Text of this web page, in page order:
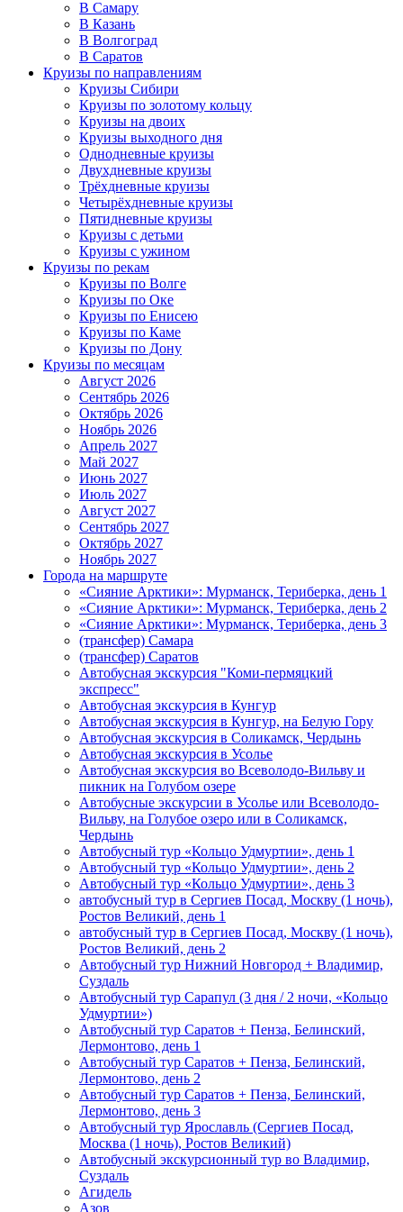
В Самару
В Казань
В Волгоград
В Саратов
Круизы по направлениям
Круизы Сибири
Круизы по золотому кольцу
Круизы на двоих
Круизы выходного дня
Однодневные круизы
Двухдневные круизы
Трёхдневные круизы
Четырёхдневные круизы
Пятидневные круизы
Круизы с детьми
Круизы с ужином
Круизы по рекам
Круизы по Волге
Круизы по Оке
Круизы по Енисею
Круизы по Каме
Круизы по Дону
Круизы по месяцам
Август 2026
Сентябрь 2026
Октябрь 2026
Ноябрь 2026
Апрель 2027
Май 2027
Июнь 2027
Июль 2027
Август 2027
Сентябрь 2027
Октябрь 2027
Ноябрь 2027
Города на маршруте
«Сияние Арктики»: Мурманск, Териберка, день 1
«Сияние Арктики»: Мурманск, Териберка, день 2
«Сияние Арктики»: Мурманск, Териберка, день 3
(трансфер) Самара
(трансфер) Саратов
Автобусная экскурсия "Коми-пермяцкий
экспресс"
Автобусная экскурсия в Кунгур
Автобусная экскурсия в Кунгур, на Белую Гору
Автобусная экскурсия в Соликамск, Чердынь
Автобусная экскурсия в Усолье
Автобусная экскурсия во Всеволодо-Вильву и
пикник на Голубом озере
Автобусные экскурсии в Усолье или Всеволодо-
Вильву, на Голубое озеро или в Соликамск,
Чердынь
Автобусный тур «Кольцо Удмуртии», день 1
Автобусный тур «Кольцо Удмуртии», день 2
Автобусный тур «Кольцо Удмуртии», день 3
автобусный тур в Сергиев Посад, Москву (1 ночь),
Ростов Великий, день 1
автобусный тур в Сергиев Посад, Москву (1 ночь),
Ростов Великий, день 2
Автобусный тур Нижний Новгород + Владимир,
Суздаль
Автобусный тур Сарапул (3 дня / 2 ночи, «Кольцо
Удмуртии»)
Автобусный тур Саратов + Пенза, Белинский,
Лермонтово, день 1
Автобусный тур Саратов + Пенза, Белинский,
Лермонтово, день 2
Автобусный тур Саратов + Пенза, Белинский,
Лермонтово, день 3
Автобусный тур Ярославль (Сергиев Посад,
Москва (1 ночь), Ростов Великий)
Автобусный экскурсионный тур во Владимир,
Суздаль
Агидель
Азов